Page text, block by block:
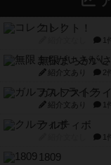
コレクト！
1
無限まちがい
紹介文あり 2
ガルフストラ
紹介文あり 1
クルティボ
1
1809